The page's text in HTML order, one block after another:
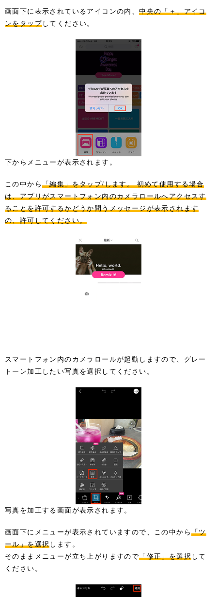
画面下に表示されているアイコンの内、中央の「＋」アイコ
ンをタップ してください。
下からメニューが表示されます。
この中から 「編集」をタップ/します。 初めて使用する場合
は、アプリがスマートフォン内のカメラロールへアクセスす
ることを許可するかどうか問うメッセージが表示されます
の、許可してください。
スマートフォン内のカメラロールが起動しますので、グレー
トーン加工したい写真を選択してください。
写真を加工する画面が表示されます。
画面下にメニューが表示されていますので、この中から 「ツ
ール」を選択 します。
そのままメニューが立ち上がりますので「修正」を選択 して
ください。